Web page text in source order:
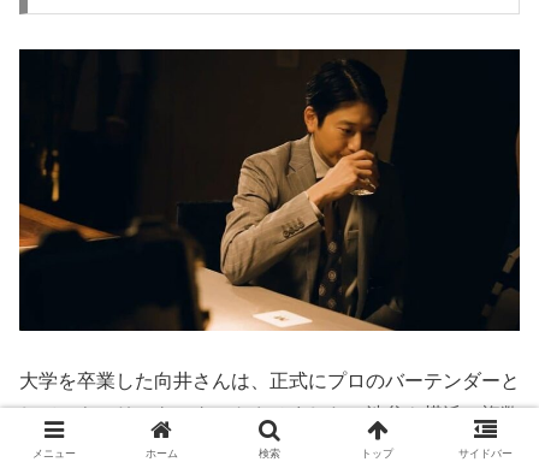
大学を卒業した向井さんは、正式にプロのバーテンダーと
してのキャリアをスタートさせました。渋谷や横浜の複数
の店舗で働き、その卓越した技術と爽やかな接客で評判を
メニュー ホーム 検索 トップ サイドバー